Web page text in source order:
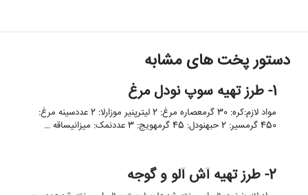
دستور پخت های مشابه
1- طرز تهیه سوپ نودل مرغ
مواد لازم:کره: 30 گرمعصاره مرغ: 2 لیترپنیر موزارلا: 2 عددسینه مرغ:
450 گرمسیر: 2 حبهنودل: 45 گرمهویج: 3 عددنمک: میزانیساقه …
2- طرز تهیه آش آلو و گوجه